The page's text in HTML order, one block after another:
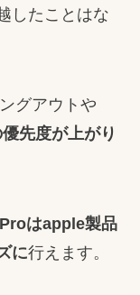
したことはな
グアウトや
先度が上がり
はapple製品
に行えます。